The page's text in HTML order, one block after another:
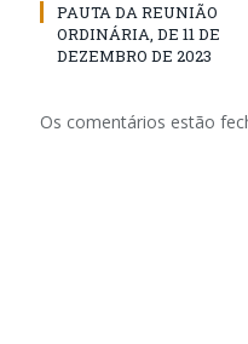
PAUTA DA REUNIÃO
ORDINÁRIA, DE 11 DE
DEZEMBRO DE 2023
Os comentários estão